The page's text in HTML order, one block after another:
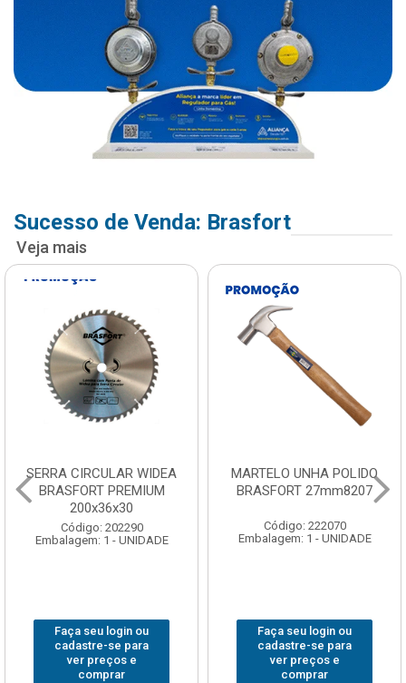
Sucesso de Venda: Brasfort
Veja mais
SERRA CIRCULAR WIDEA
BRASFORT PREMIUM
200x36x30
Código: 202290
Embalagem: 1 - UNIDADE
Faça seu login ou
cadastre-se para
ver preços e
comprar
MARTELO UNHA POLIDO
BRASFORT 27mm8207
Código: 222070
Embalagem: 1 - UNIDADE
Faça seu login ou
cadastre-se para
ver preços e
comprar